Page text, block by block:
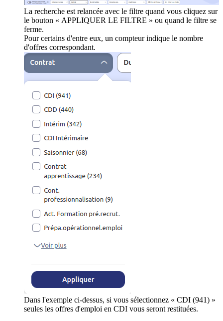
La recherche est relancée avec le filtre quand vous cliquez sur
le bouton « APPLIQUER LE FILTRE » ou quand le filtre se
ferme.
Pour certains d'entre eux, un compteur indique le nombre
d'offres correspondant.
Dans l'exemple ci-dessus, si vous sélectionnez « CDI (941) »
seules les offres d'emploi en CDI vous seront restituées.